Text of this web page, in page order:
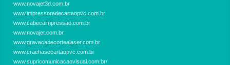
www.novajet3d.com.br
www.impressoradecartaopvc.com.br
www.cabecaimpressao.com.br
www.novajet.com.br
www.gravacaoecortealaser.com.br
www.crachasecartaopvc.com.br
www.supricomunicacaovisual.com.br/